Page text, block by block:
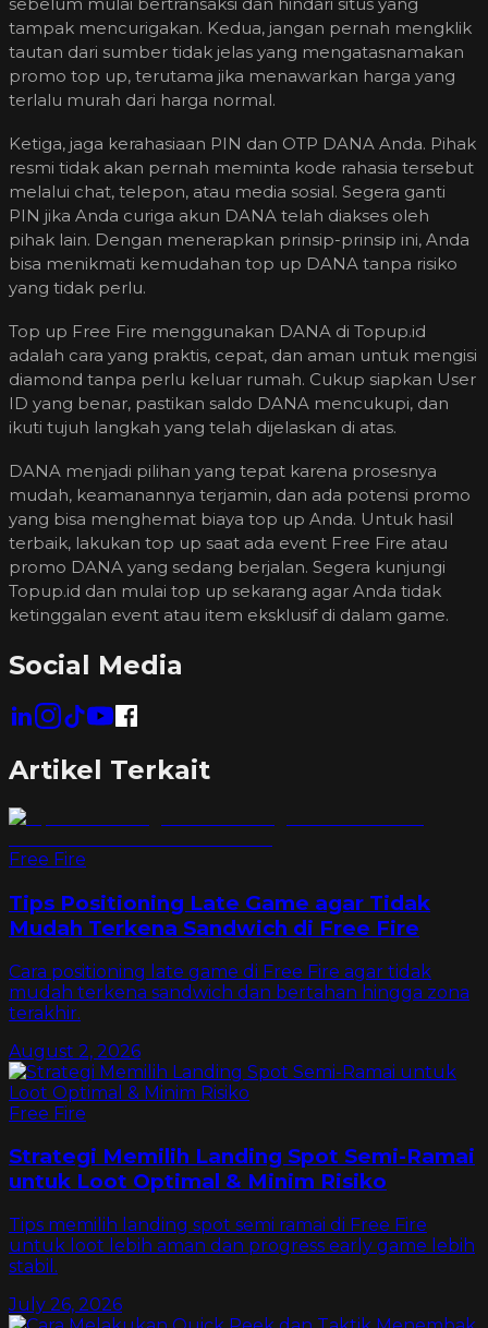
tampak mencurigakan. Kedua, jangan pernah mengklik
tautan dari sumber tidak jelas yang mengatasnamakan
promo top up, terutama jika menawarkan harga yang
terlalu murah dari harga normal.
Ketiga, jaga kerahasiaan PIN dan OTP DANA Anda. Pihak
resmi tidak akan pernah meminta kode rahasia tersebut
melalui chat, telepon, atau media sosial. Segera ganti
PIN jika Anda curiga akun DANA telah diakses oleh
pihak lain. Dengan menerapkan prinsip-prinsip ini, Anda
bisa menikmati kemudahan top up DANA tanpa risiko
yang tidak perlu.
Top up Free Fire menggunakan DANA di Topup.id
adalah cara yang praktis, cepat, dan aman untuk mengisi
diamond tanpa perlu keluar rumah. Cukup siapkan User
ID yang benar, pastikan saldo DANA mencukupi, dan
ikuti tujuh langkah yang telah dijelaskan di atas.
DANA menjadi pilihan yang tepat karena prosesnya
mudah, keamanannya terjamin, dan ada potensi promo
yang bisa menghemat biaya top up Anda. Untuk hasil
terbaik, lakukan top up saat ada event Free Fire atau
promo DANA yang sedang berjalan. Segera kunjungi
Topup.id dan mulai top up sekarang agar Anda tidak
ketinggalan event atau item eksklusif di dalam game.
Social Media
Artikel Terkait
Free Fire
Tips Positioning Late Game agar Tidak
Mudah Terkena Sandwich di Free Fire
Cara positioning late game di Free Fire agar tidak
mudah terkena sandwich dan bertahan hingga zona
terakhir.
August 2, 2026
Free Fire
Strategi Memilih Landing Spot Semi-Ramai
untuk Loot Optimal & Minim Risiko
Tips memilih landing spot semi ramai di Free Fire
untuk loot lebih aman dan progress early game lebih
stabil.
July 26, 2026